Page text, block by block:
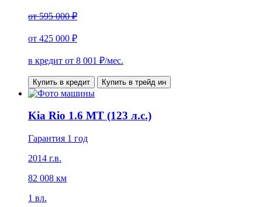
от595 000 ₽
от 425 000 ₽
в кредит от 8 001 ₽/мес.
Купить в кредит Купить в трейд ин
Kia Rio 1.6 MT (123 л.с.)
Гарантия 1 год
2014 г.в.
82 008 км
1 вл.